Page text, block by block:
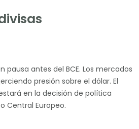
pausa antes del BCE. Los mercados
presión sobre el dólar. El
en la decisión de política
Central Europeo.